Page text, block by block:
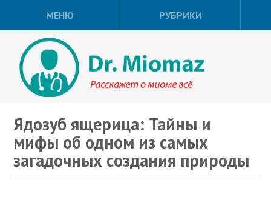
МЕНЮ РУБРИКИ
Ядозуб ящерица: Тайны и
мифы об одном из самых
загадочных создания природы